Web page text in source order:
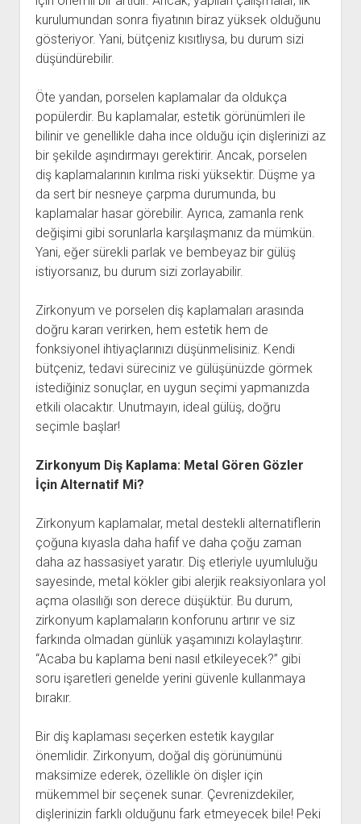
kurulumundan sonra fiyatının biraz yüksek olduğunu
gösteriyor. Yani, bütçeniz kısıtlıysa, bu durum sizi
düşündürebilir.
Öte yandan, porselen kaplamalar da oldukça
popülerdir. Bu kaplamalar, estetik görünümleri ile
bilinir ve genellikle daha ince olduğu için dişlerinizi az
bir şekilde aşındırmayı gerektirir. Ancak, porselen
diş kaplamalarının kırılma riski yüksektir. Düşme ya
da sert bir nesneye çarpma durumunda, bu
kaplamalar hasar görebilir. Ayrıca, zamanla renk
değişimi gibi sorunlarla karşılaşmanız da mümkün.
Yani, eğer sürekli parlak ve bembeyaz bir gülüş
istiyorsanız, bu durum sizi zorlayabilir.
Zirkonyum ve porselen diş kaplamaları arasında
doğru kararı verirken, hem estetik hem de
fonksiyonel ihtiyaçlarınızı düşünmelisiniz. Kendi
bütçeniz, tedavi süreciniz ve gülüşünüzde görmek
istediğiniz sonuçlar, en uygun seçimi yapmanızda
etkili olacaktır. Unutmayın, ideal gülüş, doğru
seçimle başlar!
Zirkonyum Diş Kaplama: Metal Gören Gözler
İçin Alternatif Mi?
Zirkonyum kaplamalar, metal destekli alternatiflerin
çoğuna kıyasla daha hafif ve daha çoğu zaman
daha az hassasiyet yaratır. Diş etleriyle uyumluluğu
sayesinde, metal kökler gibi alerjik reaksiyonlara yol
açma olasılığı son derece düşüktür. Bu durum,
zirkonyum kaplamaların konforunu artırır ve siz
farkında olmadan günlük yaşamınızı kolaylaştırır.
“Acaba bu kaplama beni nasıl etkileyecek?” gibi
soru işaretleri genelde yerini güvenle kullanmaya
bırakır.
Bir diş kaplaması seçerken estetik kaygılar
önemlidir. Zirkonyum, doğal diş görünümünü
maksimize ederek, özellikle ön dişler için
mükemmel bir seçenek sunar. Çevrenizdekiler,
dişlerinizin farklı olduğunu fark etmeyecek bile! Peki